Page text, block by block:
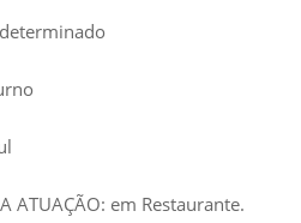
ATUAÇÃO: em Restaurante.